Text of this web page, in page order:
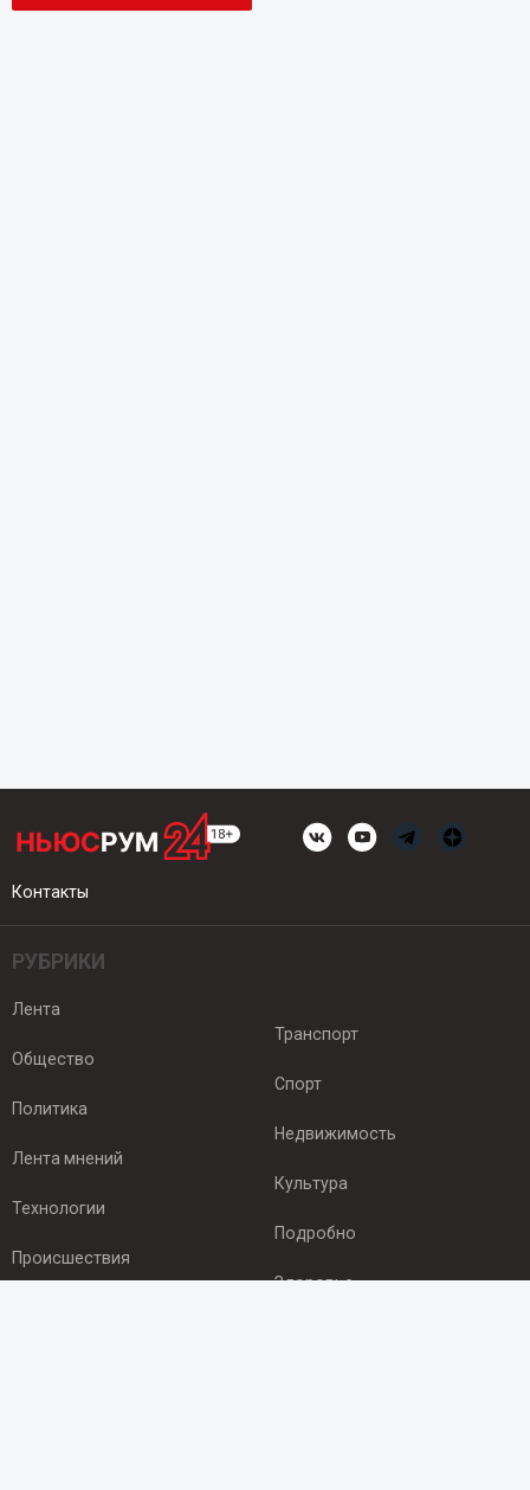
Контакты
РУБРИКИ
Лента
Общество
Политика
Лента мнений
Технологии
Происшествия
Транспорт
Спорт
Недвижимость
Культура
Подробно
Здоровье